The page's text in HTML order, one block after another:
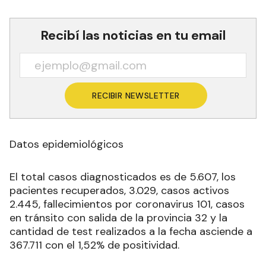
Recibí las noticias en tu email
RECIBIR NEWSLETTER
Datos epidemiológicos
El total casos diagnosticados es de 5.607, los
pacientes recuperados, 3.029, casos activos
2.445, fallecimientos por coronavirus 101, casos
en tránsito con salida de la provincia 32 y la
cantidad de test realizados a la fecha asciende a
367.711 con el 1,52% de positividad.